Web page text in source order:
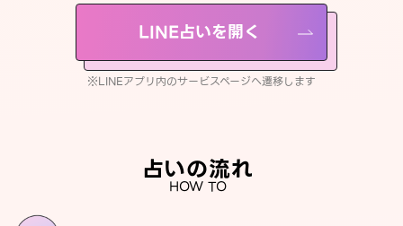
LINE占いを開く
※LINEアプリ内のサービスページへ遷移します
占いの流れ
HOW TO